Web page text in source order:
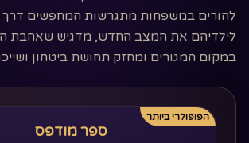
להורים במשפחות מתגרשות המחפשים דרך
לילדיהם את המצב החדש, מדגיש שאהבת
במקום המגורים ומחזק תחושת ביטחון
הפופולרי ביותר
ספר מודפס